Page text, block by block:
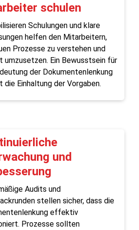
schulen
Schulungen und klare
helfen den Mitarbeitern,
Prozesse zu verstehen und
umzusetzen. Ein Bewusstsein für
der Dokumentenlenkung
die Einhaltung der Vorgaben.
und
Audits und
stellen sicher, dass die
effektiv
Prozesse sollten